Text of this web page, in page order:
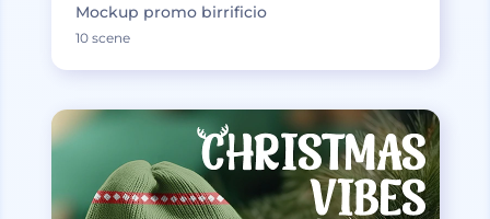
Mockup promo birrificio
10 scene